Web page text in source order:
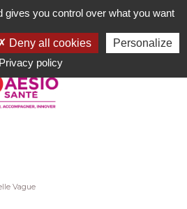
Vague
gives you control over what you want
Deny all cookies
Personalize
Privacy policy